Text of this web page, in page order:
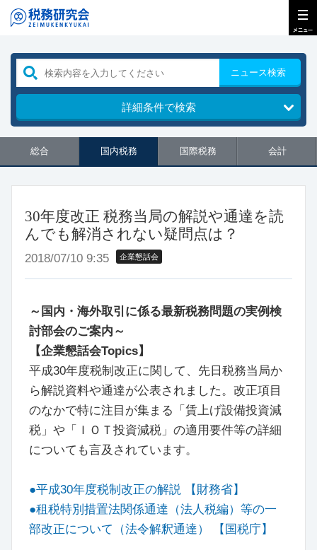
ニュース検索
詳細条件で検索
総合 国内税務 国際税務 会計
30年度改正 税務当局の解説や通達を読
んでも解消されない疑問点は？
2018/07/10 9:35 企業懇話会
～国内・海外取引に係る最新税務問題の実例検
討部会のご案内～
【企業懇話会Topics】
平成30年度税制改正に関して、先日税務当局か
ら解説資料や通達が公表されました。改正項目
のなかで特に注目が集まる「賃上げ設備投資減
税」や「ＩＯＴ投資減税」の適用要件等の詳細
についても言及されています。
●平成30年度税制改正の解説 【財務省】
●租税特別措置法関係通達（法人税編）等の一
部改正について（法令解釈通達） 【国税庁】